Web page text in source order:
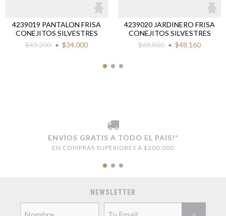
4239019 PANTALON FRISA
CONEJITOS SILVESTRES
$43.200
$34.000
4239020 JARDINERO FRISA
CONEJITOS SILVESTRES
$68.800
$48.160
ENVÍOS GRATIS A TODO EL PAIS!*
EN COMPRAS SUPERIORES A $200.000
NEWSLETTER